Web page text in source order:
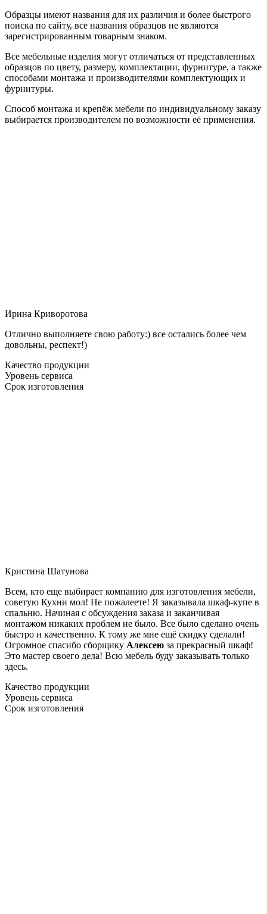
Образцы имеют названия для их различия и более быстрого
поиска по сайту, все названия образцов не являются
зарегистрированным товарным знаком.
Все мебельные изделия могут отличаться от представленных
образцов по цвету, размеру, комплектации, фурнитуре, а также
способами монтажа и производителями комплектующих и
фурнитуры.
Способ монтажа и крепёж мебели по индивидуальному заказу
выбирается производителем по возможности её применения.
Ирина Криворотова
Отлично выполняете свою работу:) все остались более чем
довольны, респект!)
Качество продукции
Уровень сервиса
Срок изготовления
Кристина Шатунова
Всем, кто еще выбирает компанию для изготовления мебели,
советую Кухни мол! Не пожалеете! Я заказывала шкаф-купе в
спальню. Начиная с обсуждения заказа и заканчивая
монтажом никаких проблем не было. Все было сделано очень
быстро и качественно. К тому же мне ещё скидку сделали!
Огромное спасибо сборщику Алексею за прекрасный шкаф!
Это мастер своего дела! Всю мебель буду заказывать только
здесь.
Качество продукции
Уровень сервиса
Срок изготовления